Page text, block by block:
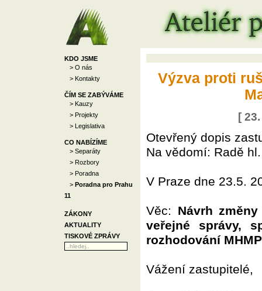
KDO JSME
> O nás
> Kontakty
ČÍM SE ZABÝVÁME
> Kauzy
> Projekty
> Legislativa
CO NABÍZÍME
> Separáty
> Rozbory
> Poradna
> Poradna pro Prahu
11
ZÁKONY
AKTUALITY
TISKOVÉ ZPRÁVY
Výzva proti
[
Otevřený dopis
Na vědomí: Radě
V Praze dne 23.5.
Věc: Návrh
veřejné správy,
rozhodování MHMP
Vážení zastupitelé,